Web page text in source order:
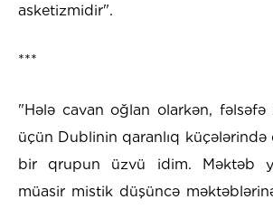
asketizmidir".
***
"Hələ cavan oğlan olarkən, fəlsəfə
üçün Dublinin qaranlıq küçələrində
bir qrupun üzvü idim. Məktəb
müasir mistik düşüncə